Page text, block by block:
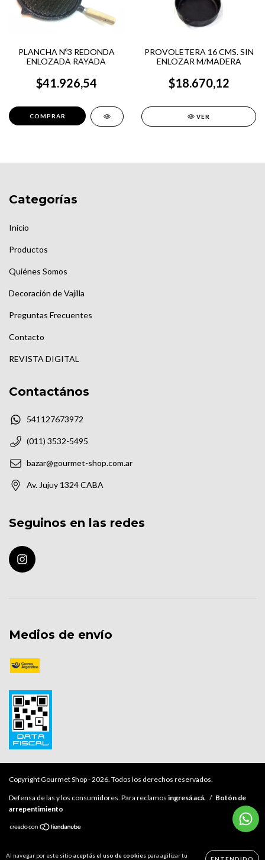
Al navegar por este sitio aceptás el uso de cookies para agilizar tu
PLANCHA Nº3 REDONDA
ENLOZADA RAYADA
$41.926,54
PROVOLETERA 16 CMS. SIN
ENLOZAR M/MADERA
$18.670,12
VER
Categorías
Inicio
Productos
Quiénes Somos
Decoración de Vajilla
Preguntas Frecuentes
Contacto
REVISTA DIGITAL
Contactános
541127673972
(011) 3532-5495
bazar@gourmet-shop.com.ar
Av. Jujuy 1324 CABA
Seguinos en las redes
Medios de envío
Copyright Gourmet Shop - 2026. Todos los derechos reservados.
Defensa de las y los consumidores. Para reclamos ingresá acá. / Botón de
arrepentimiento